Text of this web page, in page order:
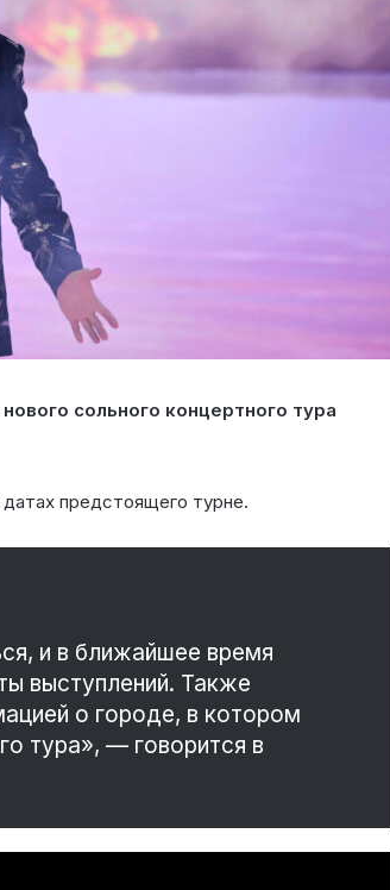
сольного концертного тура
предстоящего турне.
и в ближайшее время
выступлений. Также
о городе, в котором
тура», — говорится в